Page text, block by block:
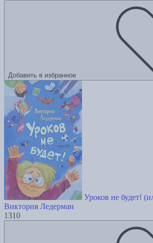
Добавить в избранное
Уроков не будет!
Виктория Ледерман
1310